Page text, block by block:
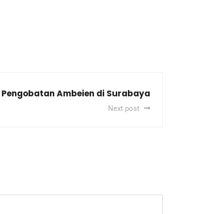
Pengobatan Ambeien di Surabaya
Next post